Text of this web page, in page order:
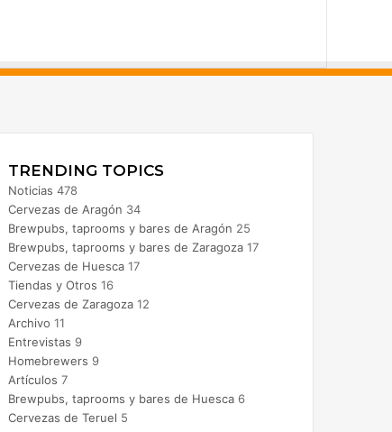
TRENDING TOPICS
Noticias 478
Cervezas de Aragón 34
Brewpubs, taprooms y bares de Aragón 25
Brewpubs, taprooms y bares de Zaragoza 17
Cervezas de Huesca 17
Tiendas y Otros 16
Cervezas de Zaragoza 12
Archivo 11
Entrevistas 9
Homebrewers 9
Artículos 7
Brewpubs, taprooms y bares de Huesca 6
Cervezas de Teruel 5